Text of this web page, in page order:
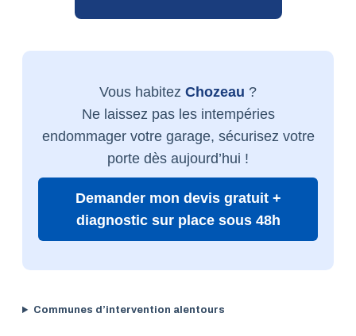
Vous habitez Chozeau ?
Ne laissez pas les intempéries
endommager votre garage, sécurisez votre
porte dès aujourd’hui !
Demander mon devis gratuit +
diagnostic sur place sous 48h
Communes d’intervention alentours